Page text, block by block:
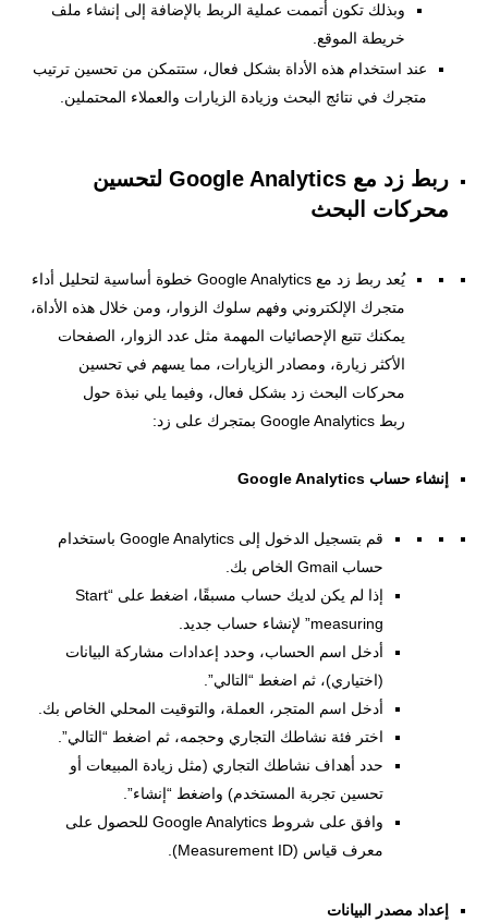
وبذلك تكون أتممت عملية الربط بالإضافة إلى إنشاء ملف
خريطة الموقع.
عند استخدام هذه الأداة بشكل فعال، ستتمكن من تحسين ترتيب
متجرك في نتائج البحث وزيادة الزيارات والعملاء المحتملين.
ربط زد مع Google Analytics لتحسين
محركات البحث
يُعد ربط زد مع Google Analytics خطوة أساسية لتحليل أداء
متجرك الإلكتروني وفهم سلوك الزوار، ومن خلال هذه الأداة،
يمكنك تتبع الإحصائيات المهمة مثل عدد الزوار، الصفحات
الأكثر زيارة، ومصادر الزيارات، مما يسهم في تحسين
محركات البحث زد بشكل فعال، وفيما يلي نبذة حول
ربط Google Analytics بمتجرك على زد:
إنشاء حساب Google Analytics
قم بتسجيل الدخول إلى Google Analytics باستخدام
حساب Gmail الخاص بك.
إذا لم يكن لديك حساب مسبقًا، اضغط على “Start
measuring” لإنشاء حساب جديد.
أدخل اسم الحساب، وحدد إعدادات مشاركة البيانات
(اختياري)، ثم اضغط “التالي”.
أدخل اسم المتجر، العملة، والتوقيت المحلي الخاص بك.
اختر فئة نشاطك التجاري وحجمه، ثم اضغط “التالي”.
حدد أهداف نشاطك التجاري (مثل زيادة المبيعات أو
تحسين تجربة المستخدم) واضغط “إنشاء”.
وافق على شروط Google Analytics للحصول على
معرف قياس (Measurement ID).
إعداد مصدر البيانات